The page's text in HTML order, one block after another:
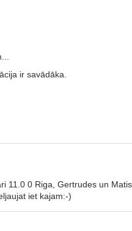
ir savādāka.
11.0 0 Riga, Gertrudes un
iet kajam:-)